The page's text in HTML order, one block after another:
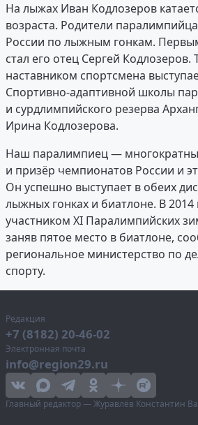
На лыжах Иван Кодлозеров
возраста. Родители
России по лыжным гонкам.
стал его отец Сергей Кодлозеров.
наставником спортсмена
Спортивно-адаптивной школы
и сурдлимпийского резерва
Ирина Кодлозерова.
Наш паралимпиец —
и призёр чемпионатов России и
Он успешно выступает в обеих
лыжных гонках и биатлоне. В 2014
участником XI Паралимпийских
заняв пятое место в биатлоне,
региональное министерство по
спорту.
Редакция
+7 (8182) 20-46-02
Электронная почта
info@region29.ru
Главный редактор — Журавлёв Константин